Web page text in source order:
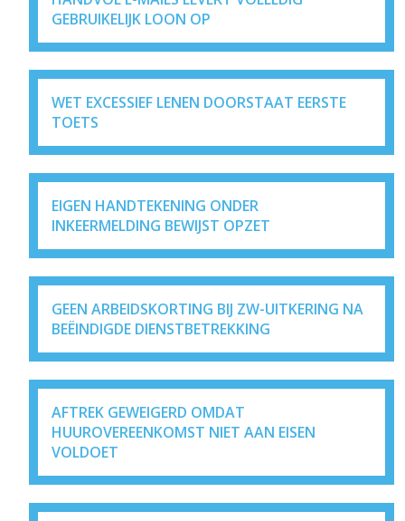
GEBRUIKELIJK LOON OP
WET EXCESSIEF LENEN DOORSTAAT EERSTE
TOETS
EIGEN HANDTEKENING ONDER
INKEERMELDING BEWIJST OPZET
GEEN ARBEIDSKORTING BIJ ZW-UITKERING NA
BEËINDIGDE DIENSTBETREKKING
AFTREK GEWEIGERD OMDAT
HUUROVEREENKOMST NIET AAN EISEN
VOLDOET